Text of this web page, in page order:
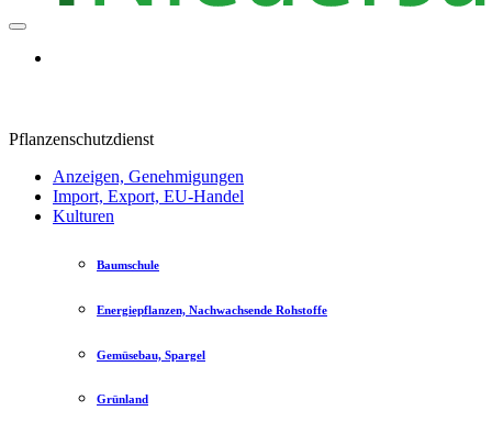
Pflanzenschutzdienst
Anzeigen, Genehmigungen
Import, Export, EU-Handel
Kulturen
Baumschule
Energiepflanzen, Nachwachsende Rohstoffe
Gemüsebau, Spargel
Grünland